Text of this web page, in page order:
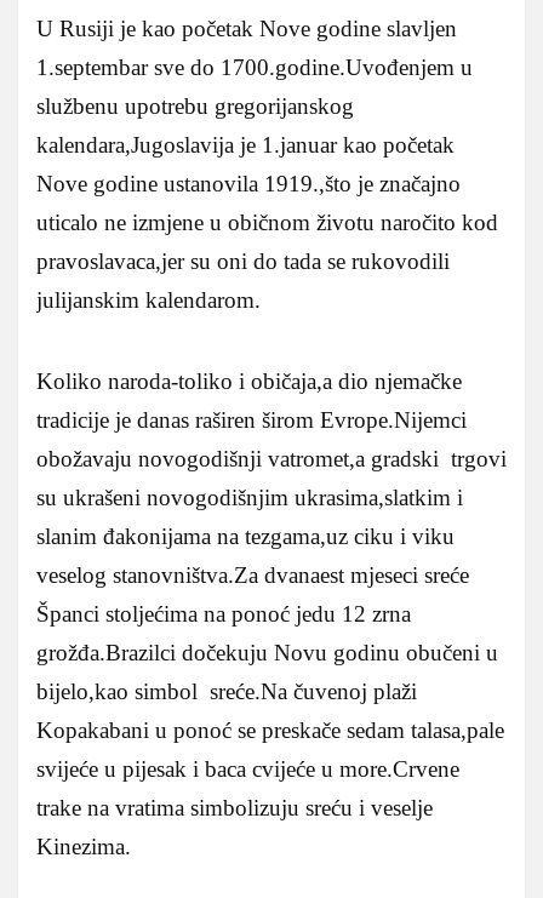
U Rusiji je kao početak Nove godine slavljen
1.septembar sve do 1700.godine.Uvođenjem u
službenu upotrebu gregorijanskog
kalendara,Jugoslavija je 1.januar kao početak
Nove godine ustanovila 1919.,što je značajno
uticalo ne izmjene u običnom životu naročito kod
pravoslavaca,jer su oni do tada se rukovodili
julijanskim kalendarom.
Koliko naroda-toliko i običaja,a dio njemačke
tradicije je danas raširen širom Evrope.Nijemci
obožavaju novogodišnji vatromet,a gradski trgovi
su ukrašeni novogodišnjim ukrasima,slatkim i
slanim đakonijama na tezgama,uz ciku i viku
veselog stanovništva.Za dvanaest mjeseci sreće
Španci stoljećima na ponoć jedu 12 zrna
grožđa.Brazilci dočekuju Novu godinu obučeni u
bijelo,kao simbol sreće.Na čuvenoj plaži
Kopakabani u ponoć se preskače sedam talasa,pale
svijeće u pijesak i baca cvijeće u more.Crvene
trake na vratima simbolizuju sreću i veselje
Kinezima.